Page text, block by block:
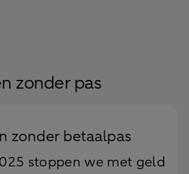
zonder pas
zonder betaalpas
stoppen we met geld